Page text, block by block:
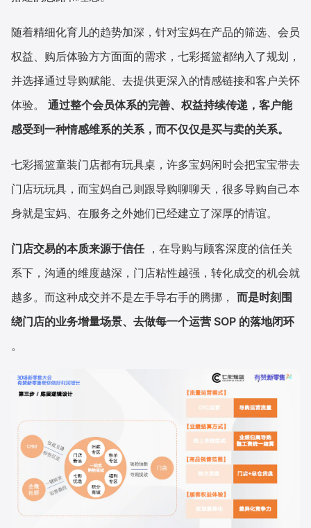
随着精细化育儿的趋势加深，针对宝妈在产品的筛选、会员
权益、购后体验方方面面的需求，七彩摇篮都纳入了规划，
并选择通过导购赋能、去提供更深入的情感链接和客户关怀
体验。 通过整个会员体系的完善、权益持续传递，客户能
感受到一种情感维系的关系，而不仅仅是买与卖的关系。
七彩摇篮童装门店都有玩具桌，许多宝妈闲时会把宝宝带去
门店玩玩具，而宝妈自己则跟导购聊聊天，很多导购自己本
身就是宝妈、在服务之外她们已经建立了深厚的情谊。
门店交易的本质来源于信任，在导购与顾客深度的信任关
系下，沟通的维度越深，门店粘性越强，转化成交的机会就
越多。而这种成交并不是左手导右手的腾挪， 而是时刻围
绕门店的业务增量场景、去做每一个运营 SOP 的落地闭环
。